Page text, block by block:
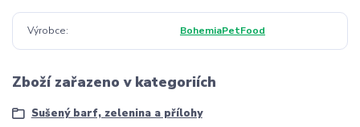
Výrobce BohemiaPetFood
Zboží zařazeno v kategoriích
Sušený barf, zelenina a přílohy